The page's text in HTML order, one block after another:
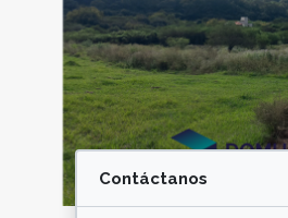
Contáctanos